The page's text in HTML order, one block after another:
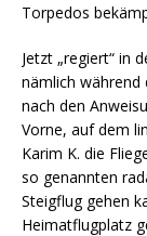
Torpedos
Jetzt „regiert“ in
nämlich während
nach den
Vorne, auf dem
Karim K. die
so genannten
Steigflug gehen
Heimatflugplatz